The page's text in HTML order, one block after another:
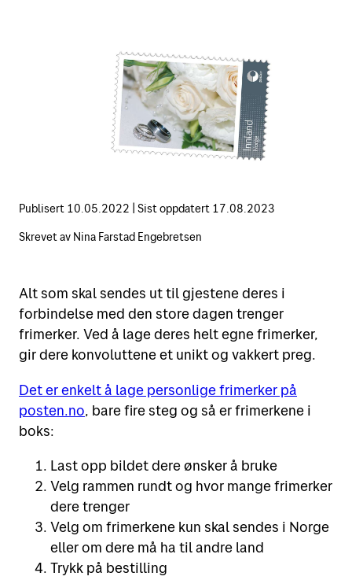
Priser for 2026
Alt om postkasser
Leie postboks
Fortolling av sendinger
Flytte eller reise bort?
Adressesøk
Betale mva. og toll
Se alle verktøy
Publisert 10.05.2022 Sist oppdatert 17.08.2023
Skrevet av Nina Farstad Engebretsen
Alt som skal sendes ut til gjestene deres i
forbindelse med den store dagen trenger
frimerker. Ved å lage deres helt egne frimerker,
gir dere konvoluttene et unikt og vakkert preg.
Det er enkelt å lage personlige frimerker på
posten.no, bare fire steg og så er frimerkene i
boks:
Last opp bildet dere ønsker å bruke
Velg rammen rundt og hvor mange frimerker
dere trenger
Velg om frimerkene kun skal sendes i Norge
eller om dere må ha til andre land
Trykk på bestilling